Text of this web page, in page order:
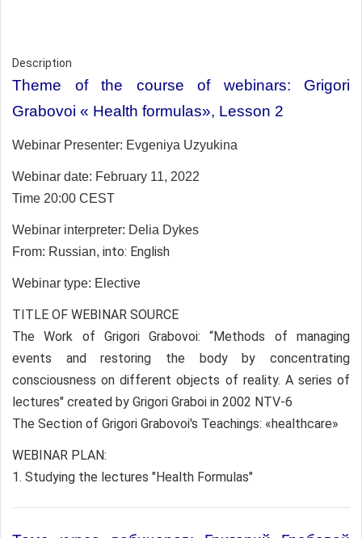
Description
Theme of the course of webinars: Grigori
Grabovoi « Health formulas», Lesson 2
Webinar Presenter: Evgeniya Uzyukina
Webinar date: February 11, 2022
Time 20:00 CEST
Webinar interpreter: Delia Dykes
From: Russian, into: English
Webinar type: Elective
TITLE OF WEBINAR SOURCE
The Work of Grigori Grabovoi: “Methods of managing
events and restoring the body by concentrating
consciousness on different objects of reality. A series of
lectures" created by Grigori Graboi in 2002 NTV-6
The Section of Grigori Grabovoi's Teachings: «healthcare»
WEBINAR PLAN:
1. Studying the lectures "Health Formulas"